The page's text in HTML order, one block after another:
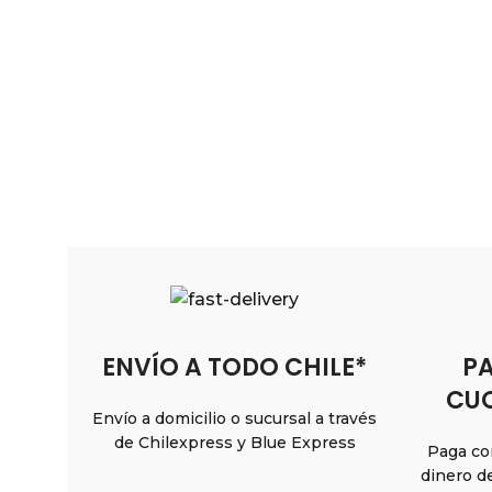
ENVÍO A TODO CHILE*
Envío a domicilio o sucursal a través
de Chilexpress y Blue Express
Paga
dinero